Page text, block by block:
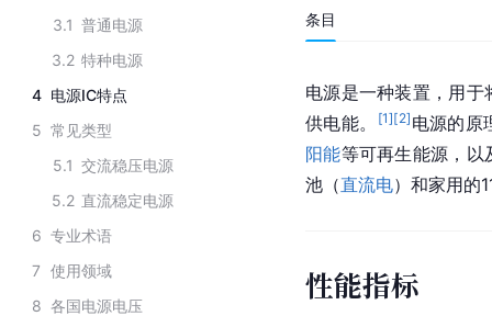
3.1 普通电源
3.2 特种电源
4 电源IC特点
5 常见类型
5.1 交流稳压电源
5.2 直流稳定电源
6 专业术语
7 使用领域
8 各国电源电压
条目
电源是一种装置，用
供电能。
[1][2] 电源的原
阳能等可再生能源，以
池（直流电）和家用的
性能指标